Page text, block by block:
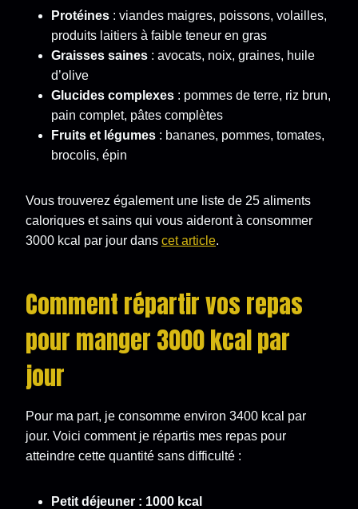
Protéines : viandes maigres, poissons, volailles,
produits laitiers à faible teneur en gras
Graisses saines : avocats, noix, graines, huile
d’olive
Glucides complexes : pommes de terre, riz brun,
pain complet, pâtes complètes
Fruits et légumes : bananes, pommes, tomates,
brocolis, épin
Vous trouverez également une liste de 25 aliments
caloriques et sains qui vous aideront à consommer
3000 kcal par jour dans cet article.
Comment répartir vos repas
pour manger 3000 kcal par
jour
Pour ma part, je consomme environ 3400 kcal par
jour. Voici comment je répartis mes repas pour
atteindre cette quantité sans difficulté :
Petit déjeuner : 1000 kcal